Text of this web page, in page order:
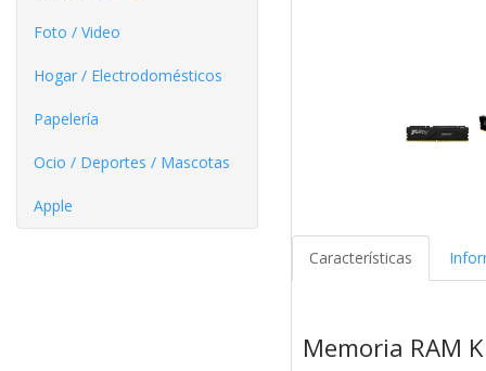
Foto / Video
Hogar / Electrodomésticos
Papelería
Ocio / Deportes / Mascotas
Apple
Características
Memoria RAM